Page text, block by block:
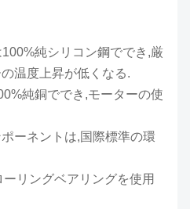
純シリコン鋼ででき,厳
温度上昇が低くなる.
純銅ででき,モーターの使
ーネントは,国際標準の環
リングベアリングを使用